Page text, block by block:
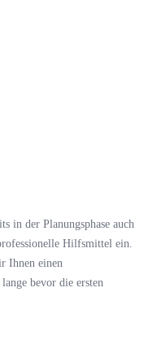
in der Planungsphase auch
Hilfsmittel ein.
Ihnen einen
bevor die ersten